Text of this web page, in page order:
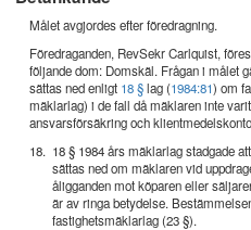
Målet avgjordes efter föredragning.
Föredraganden, RevSekr Carlquist,
följande dom: Domskäl. Frågan i målet
sättas ned enligt 18 §lag (1984:81) om
mäklarlag) i de fall då mäklaren inte
ansvarsförsäkring och
18. 18 § 1984 års mäklarlag stadgade
sättas ned om mäklaren vid
åligganden mot köparen eller
är av ringa betydelse.
fastighetsmäklarlag (23 §).